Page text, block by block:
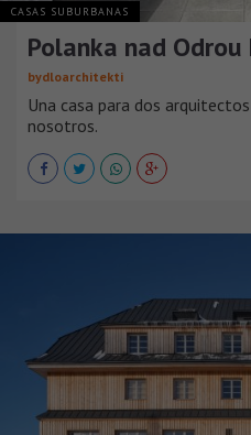
CASAS SUBURBANAS
Polanka nad Odrou
bydloarchitekti
Una casa para dos
nosotros.